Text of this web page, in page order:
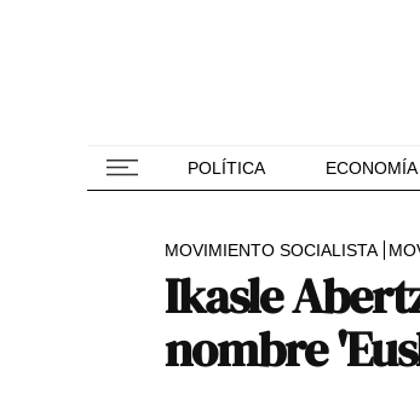
POLÍTICA ECONOMÍA
MOVIMIENTO SOCIALISTA
Ikasle
nombre